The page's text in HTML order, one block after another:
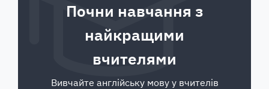
Почни навчання з
найкращими
вчителями
Вивчайте англійську мову у вчителів